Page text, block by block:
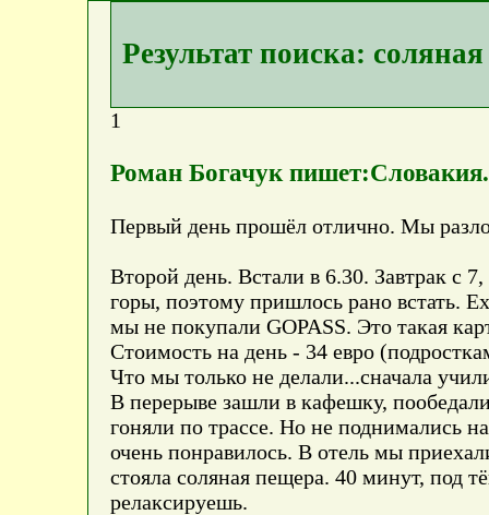
Результат поиска:
1
Роман Богачук
Первый день прошёл отлично. Мы
Второй день. Встали в 6.30. Завтрак с
горы, поэтому пришлось рано встать.
мы не покупали GOPASS. Это такая
Стоимость на день - 34 евро
Что мы только не делали...сначала
В перерыве зашли в кафешку,
гоняли по трассе. Но не поднимались
очень понравилось. В отель мы
стояла соляная пещера. 40 минут,
релаксируешь.